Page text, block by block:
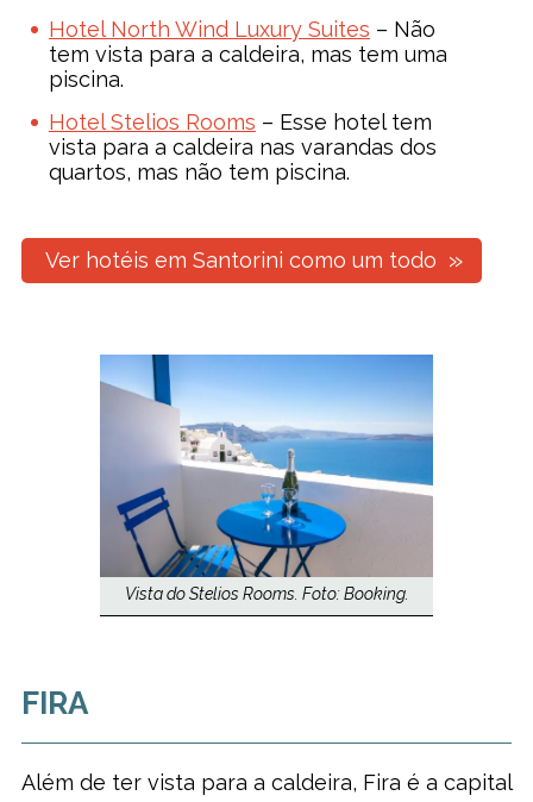
Hotel North Wind Luxury Suites – Não
tem vista para a caldeira, mas tem uma
piscina.
Hotel Stelios Rooms – Esse hotel tem
vista para a caldeira nas varandas dos
quartos, mas não tem piscina.
Ver hotéis em Santorini como um todo
Vista do Stelios Rooms. Foto: Booking.
FIRA
Além de ter vista para a caldeira, Fira é a capital